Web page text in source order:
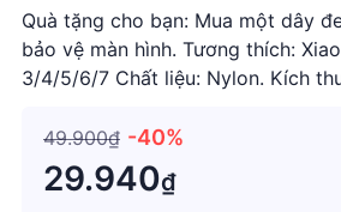
Quà tặng cho bạn: Mua một dây
bảo vệ màn hình. Tương thích:
3/4/5/6/7 Chất liệu: Nylon. Kích
mới và chất lượng cao. 2. Dễ dàng
để phù hợp với cổ
49.900₫ -40%
29.940₫